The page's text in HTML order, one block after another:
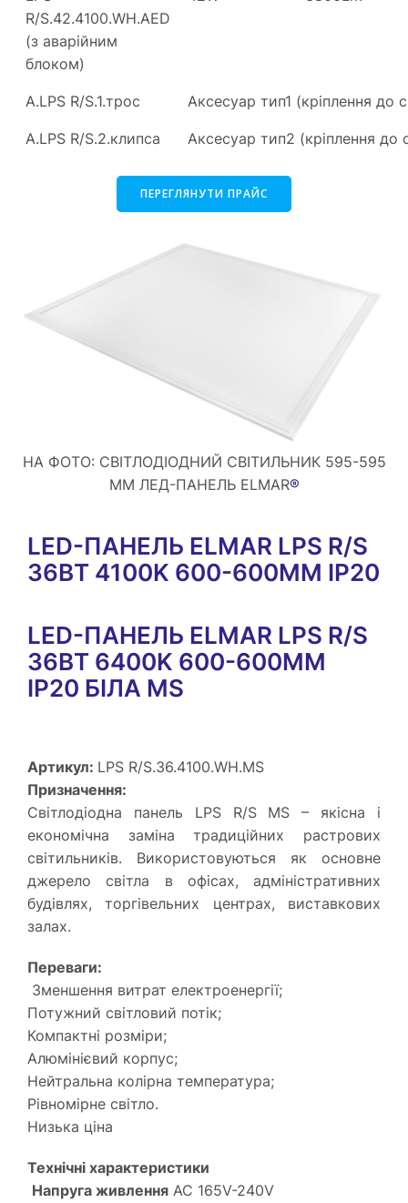
R/S.42.4100.WH.AED
(з аварійним
блоком)
A.LPS R/S.1.трос Аксесуар тип1 (кріплення до
A.LPS R/S.2.клипса Аксесуар тип2 (кріплення до
ПЕРЕГЛЯНУТИ ПРАЙС
НА ФОТО: СВІТЛОДІОДНИЙ СВІТИЛЬНИК 595-595
MM ЛЕД-ПАНЕЛЬ ELMAR®
LED-ПАНЕЛЬ ELMAR LPS R/S
36ВТ 4100K 600-600MM IP20
LED-ПАНЕЛЬ ELMAR LPS R/S
36ВТ 6400K 600-600MM
IP20 БІЛА MS
Артикул: LPS R/S.36.4100.WH.MS
Призначення:
Світлодіодна панель LPS R/S MS – якісна і
економічна заміна традиційних растрових
світильників. Використовуються як основне
джерело світла в офісах, адміністративних
будівлях, торгівельних центрах, виставкових
залах.
Переваги:
Зменшення витрат електроенергії;
Потужний світловий потік;
Компактні розміри;
Алюмінієвий корпус;
Нейтральна колірна температура;
Рівномірне світло.
Низька ціна
Технічні характеристики
Напруга живлення AC 165V-240V